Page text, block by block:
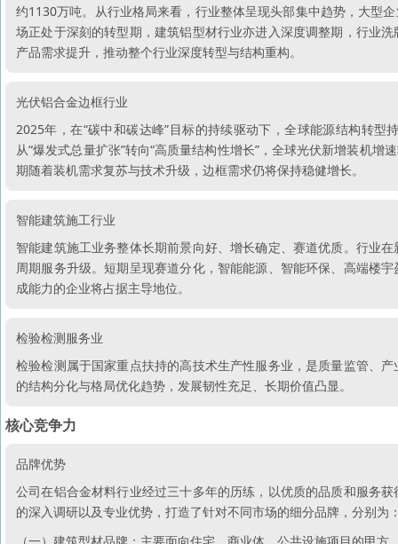
约1130万吨。从行业格局来看，行业整体呈现头部集中趋势，大型
场正处于深刻的转型期，建筑铝型材行业亦进入深度调整期，行业
产品需求提升，推动整个行业深度转型与结构重构。
光伏铝合金边框行业
2025年，在“碳中和碳达峰”目标的持续驱动下，全球能源结构转
从“爆发式总量扩张”转向“高质量结构性增长”，全球光伏新增装机
期随着装机需求复苏与技术升级，边框需求仍将保持稳健增长。
智能建筑施工行业
智能建筑施工业务整体长期前景向好、增长确定、赛道优质。行业
周期服务升级。短期呈现赛道分化，智能能源、智能环保、高端楼
成能力的企业将占据主导地位。
检验检测服务业
检验检测属于国家重点扶持的高技术生产性服务业，是质量监管、
的结构分化与格局优化趋势，发展韧性充足、长期价值凸显。
核心竞争力
品牌优势
公司在铝合金材料行业经过三十多年的历练，以优质的品质和服务
的深入调研以及专业优势，打造了针对不同市场的细分品牌，分别为